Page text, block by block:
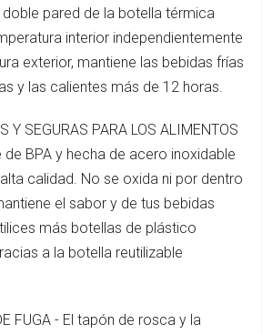
pared de la botella térmica
interior independientemente
exterior, mantiene las bebidas frías
y las calientes más de 12 horas.
Y SEGURAS PARA LOS ALIMENTOS
de BPA y hecha de acero inoxidable
calidad. No se oxida ni por dentro
el sabor y de tus bebidas
más botellas de plástico
a la botella reutilizable
FUGA - El tapón de rosca y la